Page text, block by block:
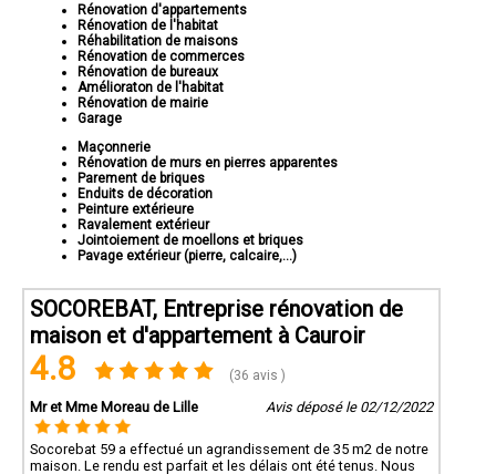
Rénovation d'appartements
Rénovation de l'habitat
Réhabilitation de maisons
Rénovation de commerces
Rénovation de bureaux
Amélioraton de l'habitat
Rénovation de mairie
Garage
Maçonnerie
Rénovation de murs en pierres apparentes
Parement de briques
Enduits de décoration
Peinture extérieure
Ravalement extérieur
Jointoiement de moellons et briques
Pavage extérieur (pierre, calcaire,...)
SOCOREBAT, Entreprise rénovation de
maison et d'appartement à Cauroir
4.8 (36 avis )
Mr et Mme Moreau de Lille Avis déposé le 02/12/2022
Socorebat 59 a effectué un agrandissement de 35 m2 de notre
maison. Le rendu est parfait et les délais ont été tenus. Nous